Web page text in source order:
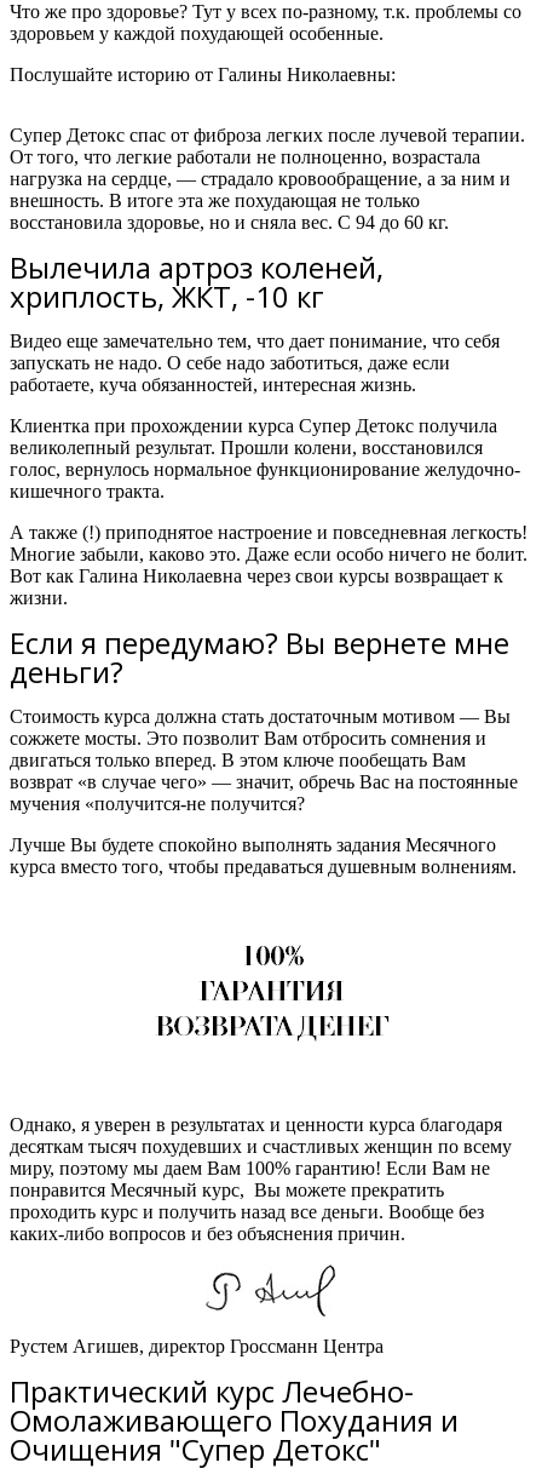
Что же про здоровье? Тут у всех по-разному, т.к. проблемы со
здоровьем у каждой похудающей особенные.
Послушайте историю от Галины Николаевны:
Супер Детокс спас от фиброза легких после лучевой терапии.
От того, что легкие работали не полноценно, возрастала
нагрузка на сердце, — страдало кровообращение, а за ним и
внешность. В итоге эта же похудающая не только
восстановила здоровье, но и сняла вес. С 94 до 60 кг.
Вылечила артроз коленей,
хриплость, ЖКТ, -10 кг
Видео еще замечательно тем, что дает понимание, что себя
запускать не надо. О себе надо заботиться, даже если
работаете, куча обязанностей, интересная жизнь.
Клиентка при прохождении курса Супер Детокс получила
великолепный результат. Прошли колени, восстановился
голос, вернулось нормальное функционирование желудочно-
кишечного тракта.
А также (!) приподнятое настроение и повседневная легкость!
Многие забыли, каково это. Даже если особо ничего не болит.
Вот как Галина Николаевна через свои курсы возвращает к
жизни.
Если я передумаю? Вы вернете мне
деньги?
Стоимость курса должна стать достаточным мотивом — Вы
сожжете мосты. Это позволит Вам отбросить сомнения и
двигаться только вперед. В этом ключе пообещать Вам
возврат «в случае чего» — значит, обречь Вас на постоянные
мучения «получится-не получится?
Лучше Вы будете спокойно выполнять задания Месячного
курса вместо того, чтобы предаваться душевным волнениям.
Однако, я уверен в результатах и ценности курса благодаря
десяткам тысяч похудевших и счастливых женщин по всему
миру, поэтому мы даем Вам 100% гарантию! Если Вам не
понравится Месячный курс, Вы можете прекратить
проходить курс и получить назад все деньги. Вообще без
каких-либо вопросов и без объяснения причин.
Рустем Агишев, директор Гроссманн Центра
Практический курс Лечебно-
Омолаживающего Похудания и
Очищения "Супер Детокс"